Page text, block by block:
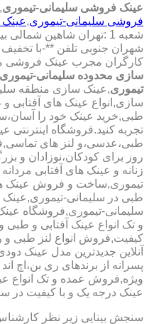
عینک فروشی سلیمانی-تیموری,
فروشی سلیمانی-تیموری,
شهران جنوبی تلفن **-با
کارگران مجرب عینک فروشی
سازی محدوده سلیمانی-تیموری
تیموری,عینک سازی منطقه
سازی,انواع عینک های آفتابی
طبی,خرید عینک خود را
تجربه کنید.فروشگاه اینترنتی
طبی،عدسی،و لنز های
روز برای کودکان،نوزادان و
زنانه و عینک های آفتابی
تیموری,ساخت و فروش عینک
طبی در سلیمانی-تیموری,عینک
سلیمانی-تیموری,فروشگاه
و تک انواع عینک آفتابی و طبی
کیفیت,فروش انواع لنز طبی و
آنلاین جدیدترین مدل عینک
پسرانه از برندهای ری بن،اچ
ویژه,فروش عمده و تک انواع
عینک درجه یک و با کیفیت در
سنجش بینایی زیر نظر